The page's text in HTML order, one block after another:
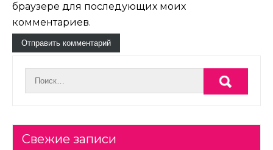
браузере для последующих моих
комментариев.
Свежие записи